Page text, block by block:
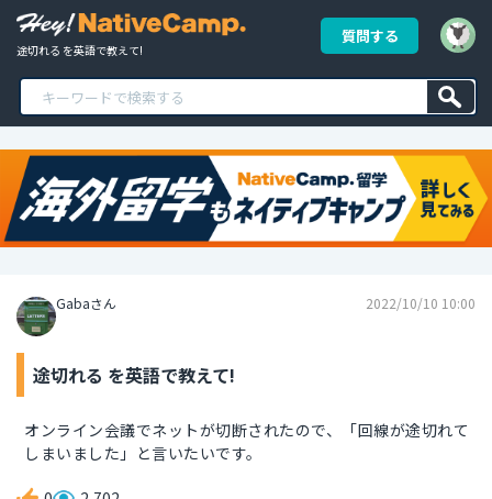
途切れる を英語で教えて!
質問する
Gabaさん 2022/10/10 10:00
途切れる を英語で教えて!
オンライン会議でネットが切断されたので、「回線が途切れて
しまいました」と言いたいです。